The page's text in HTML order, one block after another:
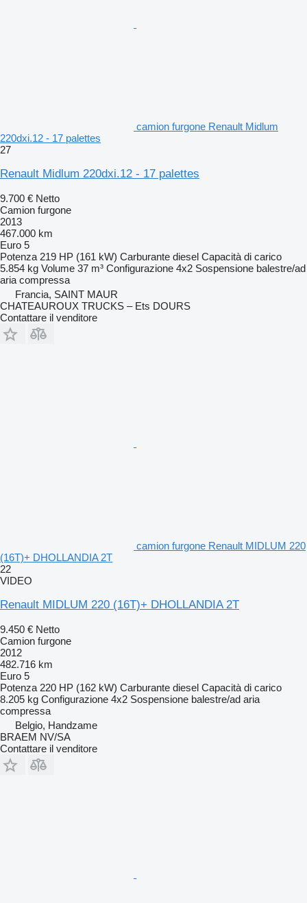
camion furgone Renault Midlum
220dxi.12 - 17 palettes
27
Renault Midlum 220dxi.12 - 17 palettes
9.700 € Netto
Camion furgone
2013
467.000 km
Euro 5
Potenza 219 HP (161 kW) Carburante diesel Capacità di carico
5.854 kg Volume 37 m³ Configurazione 4x2 Sospensione balestre/ad
aria compressa
Francia, SAINT MAUR
CHATEAUROUX TRUCKS – Ets DOURS
Contattare il venditore
camion furgone Renault MIDLUM 220
(16T)+ DHOLLANDIA 2T
22
VIDEO
Renault MIDLUM 220 (16T)+ DHOLLANDIA 2T
9.450 € Netto
Camion furgone
2012
482.716 km
Euro 5
Potenza 220 HP (162 kW) Carburante diesel Capacità di carico
8.205 kg Configurazione 4x2 Sospensione balestre/ad aria
compressa
Belgio, Handzame
BRAEM NV/SA
Contattare il venditore